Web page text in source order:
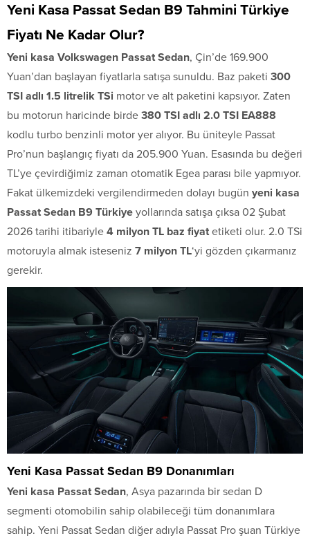
Yeni Kasa Passat Sedan B9 Tahmini Türkiye
Fiyatı Ne Kadar Olur?
Yeni kasa Volkswagen Passat Sedan, Çin’de 169.900
Yuan’dan başlayan fiyatlarla satışa sunuldu. Baz paketi 300
TSI adlı 1.5 litrelik TSi motor ve alt paketini kapsıyor. Zaten
bu motorun haricinde birde 380 TSI adlı 2.0 TSI EA888
kodlu turbo benzinli motor yer alıyor. Bu üniteyle Passat
Pro’nun başlangıç fiyatı da 205.900 Yuan. Esasında bu değeri
TL’ye çevirdiğimiz zaman otomatik Egea parası bile yapmıyor.
Fakat ülkemizdeki vergilendirmeden dolayı bugün yeni kasa
Passat Sedan B9 Türkiye yollarında satışa çıksa 02 Şubat
2026 tarihi itibariyle 4 milyon TL baz fiyat etiketi olur. 2.0 TSi
motoruyla almak isteseniz 7 milyon TL‘yi gözden çıkarmanız
gerekir.
Yeni Kasa Passat Sedan B9 Donanımları
Yeni kasa Passat Sedan, Asya pazarında bir sedan D
segmenti otomobilin sahip olabileceği tüm donanımlara
sahip. Yeni Passat Sedan diğer adıyla Passat Pro şuan Türkiye